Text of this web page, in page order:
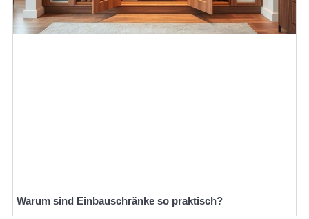
Warum sind Einbauschränke so praktisch?